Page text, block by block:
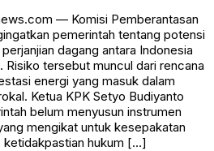
— Komisi Pemberantasan
pemerintah tentang potensi
dagang antara Indonesia
Risiko tersebut muncul dari rencana
energi yang masuk dalam
Ketua KPK Setyo Budiyanto
belum menyusun instrumen
mengikat untuk kesepakatan
hukum […]